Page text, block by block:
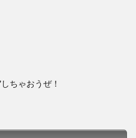
しちゃおうぜ！